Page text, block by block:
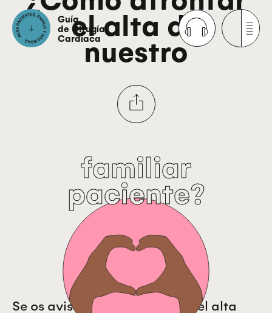
Guía
de Cirugía
Cardíaca
el alta de
nuestro
familiar
paciente?
Se os avisará de cuándo será el alta